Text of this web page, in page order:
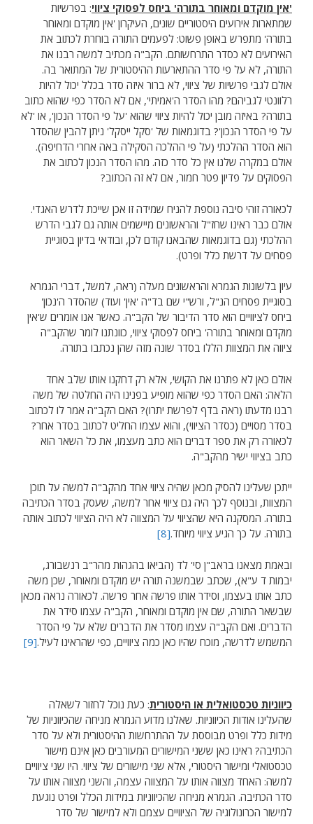
'אין מוקדם ומאוחר בתורה' ביחס לפסוקי ציווי: בפרשיות
שמתארות אירועים היסטוריים שונים, העיקרון 'אין מוקדם ומאוחר
בתורה' מתפרש באופן פשוט: לפעמים התורה בוחרת לכתוב את
האירועים לא כסדר התרחשותם. הקב"ה מכתיב למשה רבנו את
התורה, לא על פי סדר ההתארעות ההיסטורית של המתואר בה.
אולם לגבי פרשיות של ציווי, לא ברור איזה סדר בכלל יכול להיות
רלוונטי לגביהם? מהו הסדר ה'אמיתי', אם לא הסדר כפי שהוא כתוב
בתורה? באיזה מובן יכול להיות ציווי שהוא 'על פי הסדר הנכון', או 'לא
על פי הסדר הנכון'? בדוגמאות של 'סקל ייסקל' ניתן להבין שהסדר
הוא הסדר ההלכתי (על פי ההלכה הסקילה באה אחרי הדחיפה).
אולם במקרה שלנו אין כל סדר כזה. מהו הסדר הנכון לכתוב את
הפסוקים על פדיון פטר חמור, אם לא זה הכתוב?
לכאורה זוהי סיבה נוספת להניח שמידה זו אכן שייכת לדרש האגדי.
אולם כבר ראינו שחז"ל והראשונים מיישמים אותה גם לגבי הדרש
ההלכתי (גם בדוגמאות שהבאנו קודם לכן, ובודאי בדיון בסוגיית
פסחים על דרשת כלל ופרט).
עיון בלשונות הגמרא והראשונים מעלה (ראה, למשל, דברי הגמרא
בסוגיית פסחים הנ"ל, ורש"י שם בד"ה 'אין' ועוד) שהסדר ה'נכון'
ביחס לציוויים הוא סדר הדיבור של הקב"ה. כאשר אנו אומרים ש'אין
מוקדם ומאוחר בתורה' ביחס לפסוקי ציווי, כוונתנו לומר שהקב"ה
ציווה את המצוות הללו בסדר שונה מזה שהן נכתבו בתורה.
אולם כאן לא פתרנו את הקושי, אלא רק דחקנו אותו שלב אחד
הלאה: האם הסדר כפי שהוא מופיע בפנינו היה החלטה של משה
רבנו מדעתו (ראה בדף לפרשת יתרו)? האם הקב"ה אמר לו לכתוב
בסדר מסויים (כסדר הציווי), והוא עצמו החליט לכתוב בסדר אחר?
לכאורה רק את ספר דברים הוא כתב מעצמו, את כל השאר הוא
כתב בציווי ישיר מהקב"ה.
ייתכן שעלינו להסיק מכאן שהיה ציווי אחד מהקב"ה למשה על תוכן
המצוות, ובנוסף לכך היה גם ציווי אחר למשה, שעסק בסדר הכתיבה
בתורה. המסקנה היא שהציווי על המצווה לא היה הציווי לכתוב אותה
בתורה. על כך הגיע ציווי מיוחד.[8]
ובאמת מצאנו בראב"ן סי' לד (הביאו בהגהות מהר"ב רנשבורג,
יבמות ד ע"א), שכתב שבמשנה תורה יש מוקדם ומאוחר, שכן משה
כתב אותו בעצמו, וסידר אותו פרשה אחר פרשה. לכאורה נראה מכאן
שבשאר התורה, שם אין מוקדם ומאוחר, הקב"ה עצמו סידר את
הדברים. ואם הקב"ה עצמו מסדר את הדברים שלא על פי הסדר
המשמש לדרשה, מוכח שהיו כאן כמה ציוויים, כפי שהראינו לעיל.[9]
כיווניות טכסטואלית או היסטורית: כעת נוכל לחזור לשאלה
שהעלינו אודות הכיווניות. שאלנו מדוע הגמרא מניחה שהכיווניות של
מידות כלל ופרט מבוססת על ההתרחשות ההיסטורית ולא על סדר
הכתיבה? ראינו כאן ששני המישורים המעורבים כאן אינם מישור
טכסטואלי ומישור היסטורי, אלא שני מישורים של ציווי. היו שני ציוויים
למשה: האחד מצווה אותו על המצווה עצמה, והשני מצווה אותו על
סדר הכתיבה. הגמרא מניחה שהכיווניות במידות הכלל ופרט נוגעת
למישור הכרונולוגיה של הציוויים עצמם ולא למישור של סדר